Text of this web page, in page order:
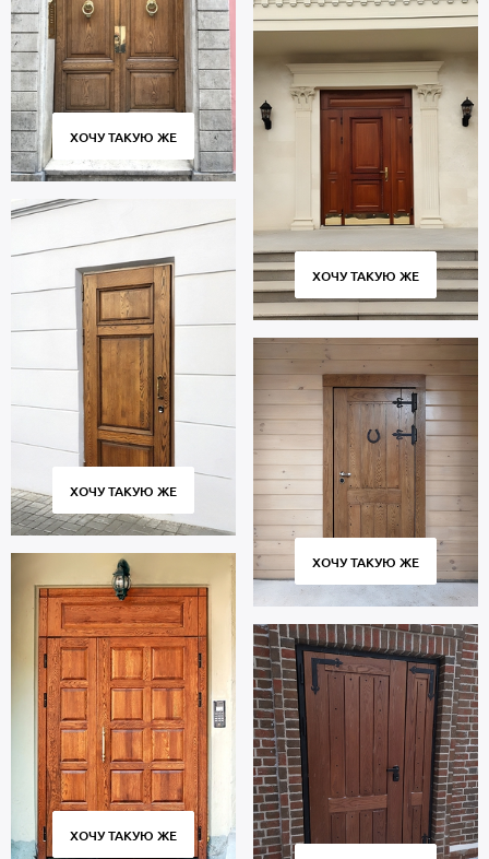
ХОЧУ ТАКУЮ ЖЕ
ХОЧУ ТАКУЮ ЖЕ
ХОЧУ ТАКУЮ ЖЕ
ХОЧУ ТАКУЮ ЖЕ
ХОЧУ ТАКУЮ ЖЕ